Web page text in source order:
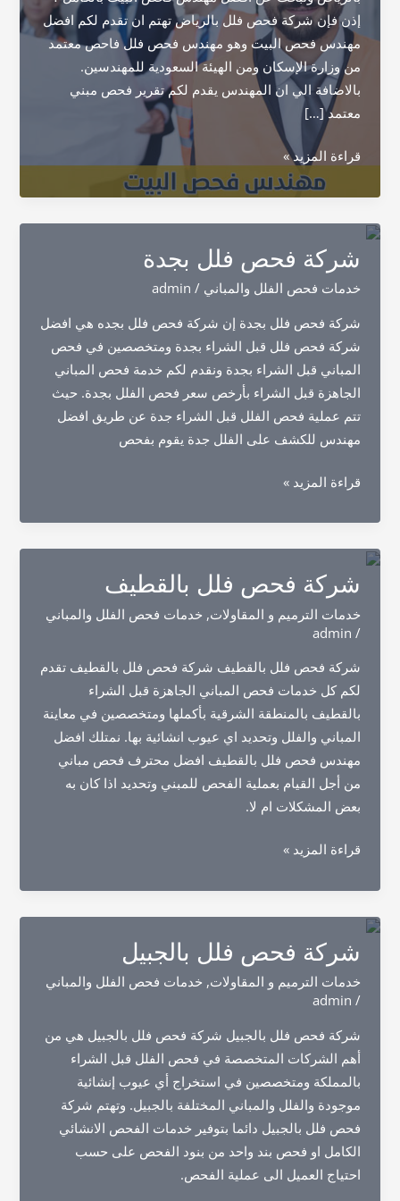
إذن فإن شركة فحص فلل بالرياض تهتم ان تقدم لكم افضل
مهندس فحص البيت وهو مهندس فحص فلل فاحص معتمد
من وزارة الإسكان ومن الهيئة السعودية للمهندسين.
بالاضافة الي ان المهندس يقدم لكم تقرير فحص مبني
معتمد […]
مهندس
البيت
قراءة المزيد »
شركة فحص فلل بجدة
خدمات فحص الفلل والمباني /
admin
شركة فحص فلل بجدة إن شركة فحص فلل بجده هي افضل
شركة فحص فلل قبل الشراء بجدة ومتخصصين في فحص
المباني قبل الشراء بجدة ونقدم لكم خدمة فحص المباني
الجاهزة قبل الشراء بأرخص سعر فحص الفلل بجدة. حيث
تتم عملية فحص الفلل قبل الشراء جدة عن طريق افضل
مهندس للكشف على الفلل جدة يقوم بفحص
شركة
فلل
بجدة
قراءة المزيد »
شركة فحص فلل بالقطيف
خدمات الترميم و المقاولات, خدمات فحص الفلل والمباني
/
admin
شركة فحص فلل بالقطيف شركة فحص فلل بالقطيف تقدم
لكم كل خدمات فحص المباني الجاهزة قبل الشراء
بالقطيف بالمنطقة الشرقية بأكملها ومتخصصين في معاينة
المباني والفلل وتحديد اي عيوب انشائية بها. نمتلك افضل
مهندس فحص فلل بالقطيف افضل محترف فحص مباني
من أجل القيام بعملية الفحص للمبني وتحديد اذا كان به
بعض المشكلات ام لا.
شركة
فلل
بالقطيف
قراءة المزيد »
شركة فحص فلل بالجبيل
خدمات الترميم و المقاولات, خدمات فحص الفلل والمباني
/
admin
شركة فحص فلل بالجبيل شركة فحص فلل بالجبيل هي من
أهم الشركات المتخصصة في فحص الفلل قبل الشراء
بالمملكة ومتخصصين في استخراج أي عيوب إنشائية
موجودة والفلل والمباني المختلفة بالجبيل. وتهتم شركة
فحص فلل بالجبيل دائما بتوفير خدمات الفحص الانشائي
الكامل او فحص بند واحد من بنود الفحص على حسب
احتياج العميل الى عملية الفحص.